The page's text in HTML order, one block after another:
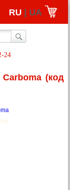
RU | UA
24
Сarboma (код